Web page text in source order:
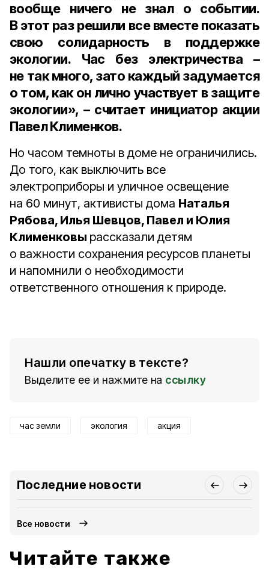
вообще ничего не знал о событии.
В этот раз решили все вместе показать
свою солидарность в поддержке
экологии. Час без электричества –
не так много, зато каждый задумается
о том, как он лично участвует в защите
экологии», – считает инициатор акции
Павел Клименков.
Но часом темноты в доме не ограничились.
До того, как выключить все
электроприборы и уличное освещение
на 60 минут, активисты дома Наталья
Рябова, Илья Шевцов, Павел и Юлия
Клименковы рассказали детям
о важности сохранения ресурсов планеты
и напомнили о необходимости
ответственного отношения к природе.
Нашли опечатку в тексте?
Выделите ее и нажмите на ссылку
час земли экология акция
Последние новости
Все новости
Читайте также